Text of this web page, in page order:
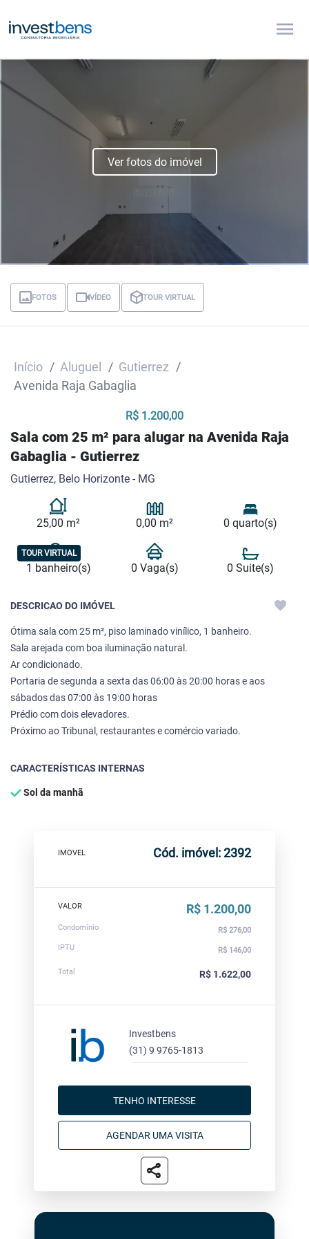
menu
TOUR VIRTUAL
Ver fotos do imóvel
FOTOS VÍDEO TOUR VIRTUAL
Início Aluguel
Gutierrez
Avenida Raja Gabaglia
R$ 1.200,00
Sala com 25 m² para alugar na Avenida Raja
Gabaglia - Gutierrez
Gutierrez, Belo Horizonte - MG
25,00 m² 0,00 m² 0 quarto(s)
1 banheiro(s) 0 Vaga(s) 0 Suite(s)
DESCRICAO DO IMÓVEL
Ótima sala com 25 m², piso laminado vinílico, 1 banheiro.
Sala arejada com boa iluminação natural.
Ar condicionado.
Portaria de segunda a sexta das 06:00 às 20:00 horas e aos
sábados das 07:00 às 19:00 horas
Prédio com dois elevadores.
Próximo ao Tribunal, restaurantes e comércio variado.
CARACTERÍSTICAS INTERNAS
Sol da manhã
IMOVEL Cód. imóvel: 2392
VALOR R$ 1.200,00
Condomínio
R$ 276,00
IPTU
R$ 146,00
Total R$ 1.622,00
Investbens
(31) 9 9765-1813
TENHO INTERESSE
AGENDAR UMA VISITA
share